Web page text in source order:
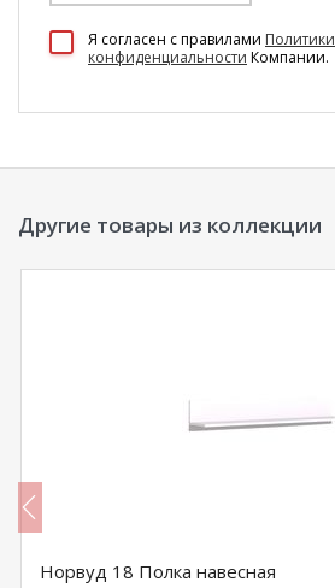
Я согласен c правилами Политики
конфиденциальности Компании.
Другие товары из коллекции
Норвуд 18 Полка навесная